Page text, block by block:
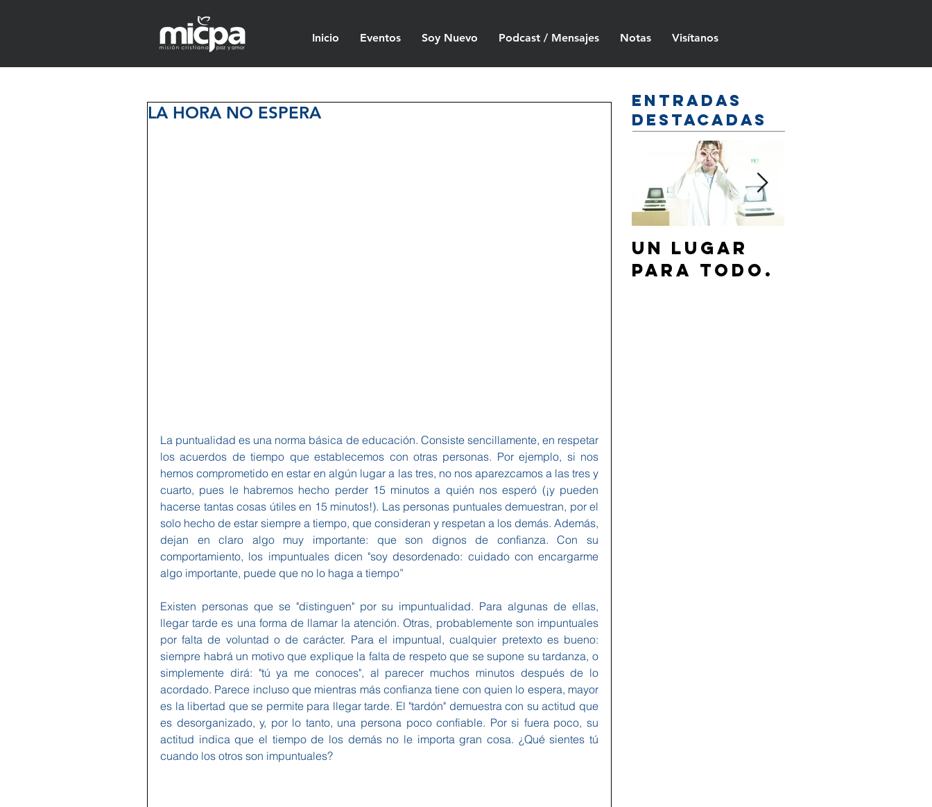
Inicio Eventos Soy Nuevo Podcast / Mensajes Notas Visítanos
LA HORA NO ESPERA
La puntualidad es una norma básica de educación. Consiste sencillamente, en respetar
los acuerdos de tiempo que establecemos con otras personas. Por ejemplo, si nos
hemos comprometido en estar en algún lugar a las tres, no nos aparezcamos a las tres y
cuarto, pues le habremos hecho perder 15 minutos a quién nos esperó (¡y pueden
hacerse tantas cosas útiles en 15 minutos!). Las personas puntuales demuestran, por el
solo hecho de estar siempre a tiempo, que consideran y respetan a los demás. Además,
dejan en claro algo muy importante: que son dignos de confianza. Con su
comportamiento, los impuntuales dicen "soy desordenado: cuidado con encargarme
algo importante, puede que no lo haga a tiempo”
Existen personas que se "distinguen" por su impuntualidad. Para algunas de ellas,
llegar tarde es una forma de llamar la atención. Otras, probablemente son impuntuales
por falta de voluntad o de carácter. Para el impuntual, cualquier pretexto es bueno:
siempre habrá un motivo que explique la falta de respeto que se supone su tardanza, o
simplemente dirá: "tú ya me conoces", al parecer muchos minutos después de lo
acordado. Parece incluso que mientras más confianza tiene con quien lo espera, mayor
es la libertad que se permite para llegar tarde. El "tardón" demuestra con su actitud que
es desorganizado, y, por lo tanto, una persona poco confiable. Por si fuera poco, su
actitud indica que el tiempo de los demás no le importa gran cosa. ¿Qué sientes tú
cuando los otros son impuntuales?
Entradas
destacadas
Un lugar
para todo.